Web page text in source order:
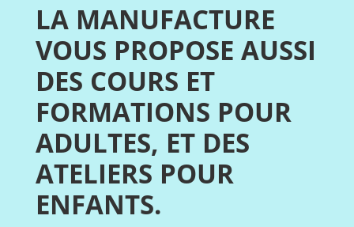
LA MANUFACTURE
VOUS PROPOSE AUSSI
DES COURS ET
FORMATIONS POUR
ADULTES, ET DES
ATELIERS POUR
ENFANTS.